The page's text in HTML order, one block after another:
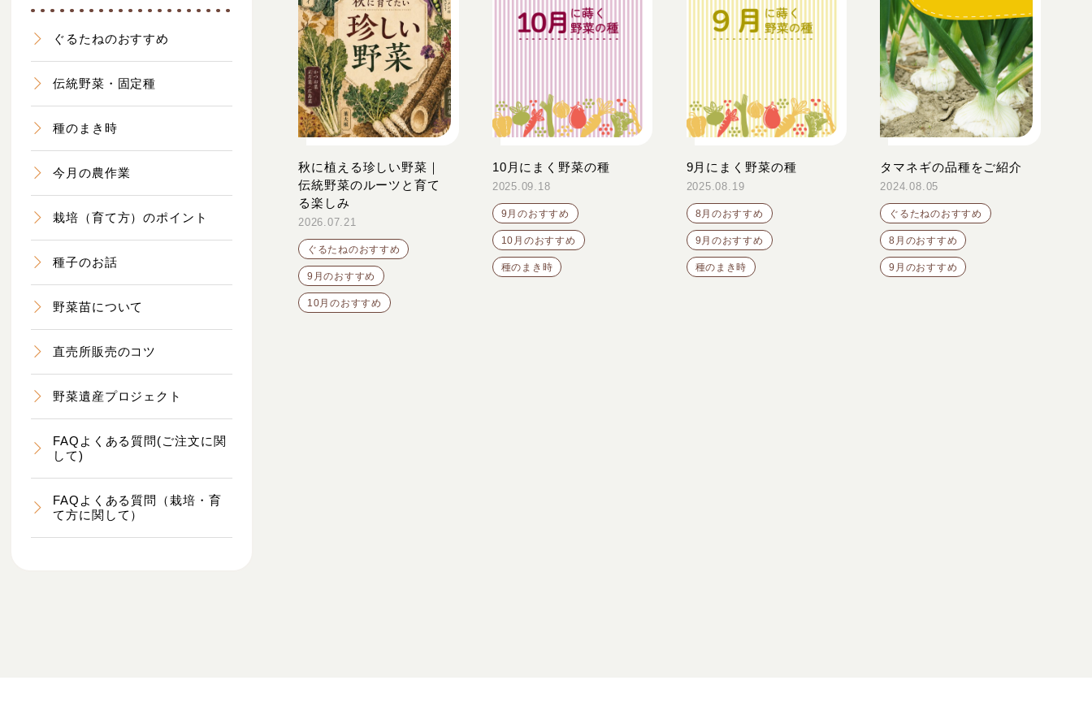
ぐるたねのおすすめ
伝統野菜・固定種
種のまき時
今月の農作業
栽培（育て方）のポイント
種子のお話
野菜苗について
直売所販売のコツ
野菜遺産プロジェクト
FAQよくある質問(ご注文に関
して)
FAQよくある質問（栽培・育
て方に関して）
秋に植える珍しい野菜｜
伝統野菜のルーツと育て
る楽しみ
2026.07.21
ぐるたねのおすすめ
9月のおすすめ
10月のおすすめ
10月にまく野菜の種
2025.09.18
9月のおすすめ
10月のおすすめ
種のまき時
9月にまく野菜の種
2025.08.19
8月のおすすめ
9月のおすすめ
種のまき時
タマネギの品種をご紹介
2024.08.05
ぐるたねのおすすめ
8月のおすすめ
9月のおすすめ